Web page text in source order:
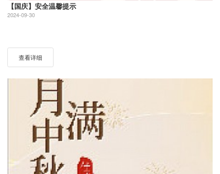
【国庆】安全温馨提示
2024-09-30
查看详细